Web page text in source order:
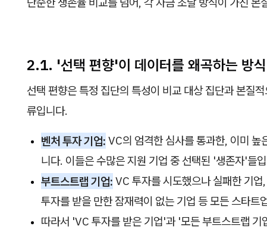
2.1. '선택 편향'이 데이터를 왜곡하는 방식
선택 편향은 특정 집단의 특성이 비교 대상 집단과 본질
류입니다.
벤처 투자 기업: VC의 엄격한 심사를 통과한, 이미 높
니다. 이들은 수많은 지원 기업 중 선택된 '생존자'들
부트스트랩 기업: VC 투자를 시도했으나 실패한 기
투자를 받을 만한 잠재력이 없는 기업 등 모든 스타트
따라서 'VC 투자를 받은 기업'과 '모든 부트스트랩 기